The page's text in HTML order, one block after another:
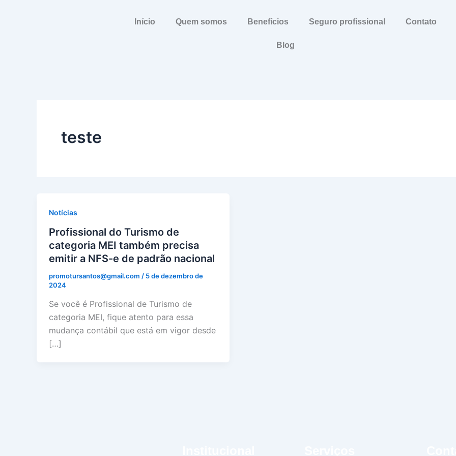
Início Quem somos Benefícios Seguro profissional Contato
Blog
teste
Notícias
Profissional do Turismo de
categoria MEI também precisa
emitir a NFS-e de padrão nacional
promotursantos@gmail.com / 5 de dezembro de
2024
Se você é Profissional de Turismo de
categoria MEI, fique atento para essa
mudança contábil que está em vigor desde
[…]